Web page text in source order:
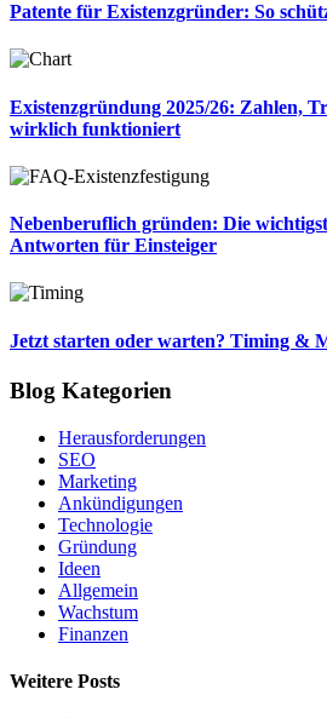
Patente für Existenzgründer: So
Existenzgründung 2025/26: Zahlen,
wirklich funktioniert
Nebenberuflich gründen: Die
Antworten für Einsteiger
Jetzt starten oder warten? Timing &
Blog Kategorien
Herausforderungen
SEO
Marketing
Ankündigungen
Technologie
Gründung
Ideen
Allgemein
Wachstum
Finanzen
Weitere Posts